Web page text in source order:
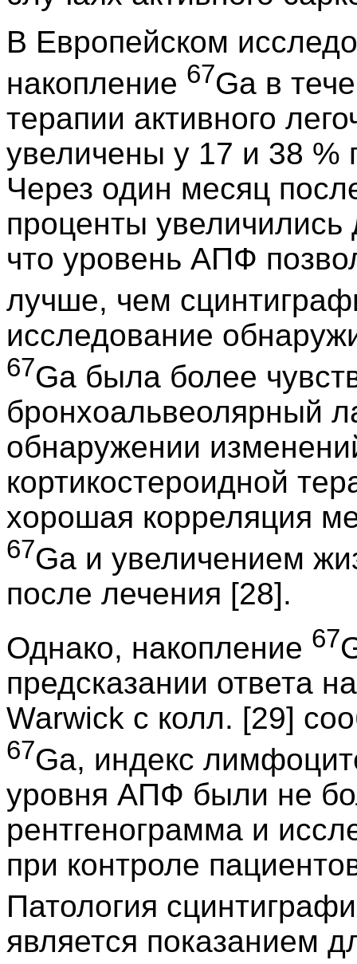
В Европейском
накопление 67Ga в
терапии активного
увеличены у 17 и 38 %
Через один месяц
проценты увеличились
что уровень АПФ
лучше, чем
исследование
67Ga была более
бронхоальвеолярный
обнаружении
кортикостероидной
хорошая корреляция
67Ga и увеличением
после лечения [28].
Однако, накопление 67
предсказании ответа
Warwick с колл. [29]
67Ga, индекс
уровня АПФ были не
рентгенограмма и
при контроле
Патология
является показанием